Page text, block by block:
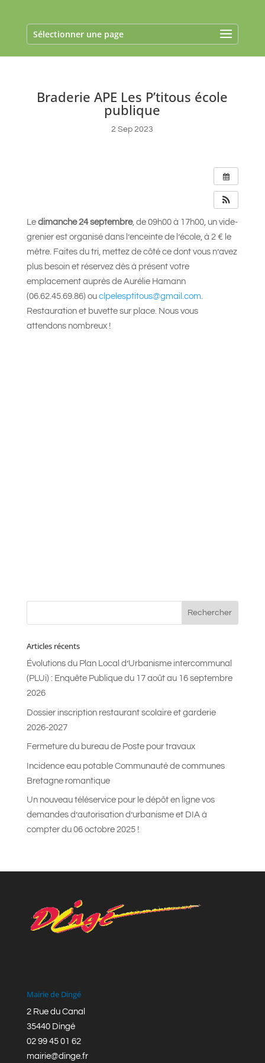
Sélectionner une page
Braderie APE Les P’titous école
publique
2 Sep 2023
Le dimanche 24 septembre, de 09h00 à 17h00, un vide-
grenier est organisé dans l’enceinte de l’école, à 2 € le
mètre. Faites du tri, mettez de côté ce dont vous n’avez
plus besoin et réservez dès à présent votre
emplacement auprès de Aurélie Hamann
(06.62.45.69.86) ou clpelesptitous@gmail.com.
Restauration et buvette sur place. Nous vous
attendons nombreux !
Articles récents
Évolutions du Plan Local d’Urbanisme intercommunal
(PLUi) : Enquête Publique du 17 août au 16 septembre
2026
Dossier inscription restaurant scolaire et garderie
2026-2027
Fermeture du bureau de Poste pour travaux
Incidence eau potable Communauté de communes
Bretagne romantique
Un nouveau téléservice pour le dépôt en ligne vos
demandes d’autorisation d’urbanisme et DIA à
compter du 06 octobre 2025 !
Mairie de Dingé
2 Rue du Canal
35440 Dingé
02 99 45 01 62
mairie@dinge.fr